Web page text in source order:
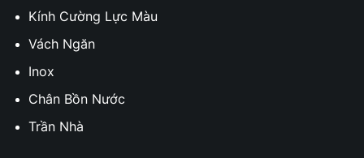
Kính Cường Lực Màu
Vách Ngăn
Inox
Chân Bồn Nước
Trần Nhà